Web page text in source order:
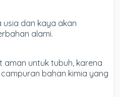
usia dan kaya akan
alami.
untuk tubuh, karena
bahan kimia yang